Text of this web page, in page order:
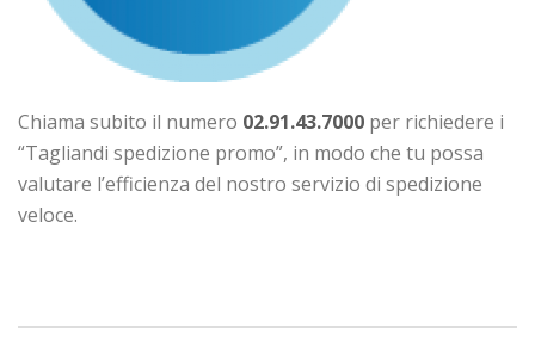
Chiama subito il numero 02.91.43.7000 per richiedere i
“Tagliandi spedizione promo”, in modo che tu possa
valutare l’efficienza del nostro servizio di spedizione
veloce.